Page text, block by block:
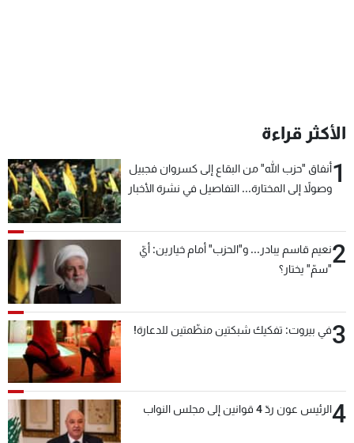
الأكثر قراءة
1أنفاق "حزب الله" من البقاع إلى كسروان فجبيل
وصولاً إلى المختارة... التفاصيل في نشرة الأخبار
2نعيم قاسم يبادر... و"الحزب" أمام خيارين: أيّ
"سمّ" يختار؟
3في بيروت: تفكيك شبكتين منظّمتين للدعارة!
4الرئيس عون ردّ 4 قوانين إلى مجلس النواب
شاهد البرامج
الترددات
عن MTV
لاعلاناتكم
وظائف
شروط الإسـتخدام
سياسة الخصوصية